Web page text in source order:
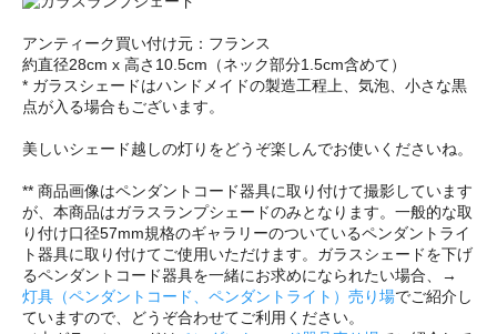
アンティーク買い付け元：フランス
約直径28cm x 高さ10.5cm（ネック部分1.5cm含めて）
* ガラスシェードはハンドメイドの製造工程上、気泡、小さな黒
点が入る場合もございます。
美しいシェード越しの灯りをどうぞ楽しんでお使いくださいね。
** 商品画像はペンダントコード器具に取り付けて撮影しています
が、本商品はガラスランプシェードのみとなります。一般的な取
り付け口径57mm規格のギャラリーのついているペンダントライ
ト器具に取り付けてご使用いただけます。ガラスシェードを下げ
るペンダントコード器具を一緒にお求めになられたい場合、→
灯具（ペンダントコード、ペンダントライト）売り場でご紹介し
ていますので、どうぞ合わせてご利用ください。